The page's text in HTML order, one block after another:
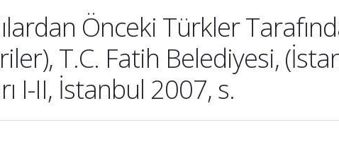
Önceki Türkler
T.C. Fatih Belediyesi,
I-II, İstanbul 2007, s.